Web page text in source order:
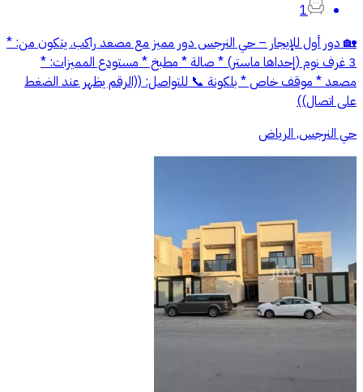
1
🏡 دور أول للإيجار – حي النرجس دور مميز مع مصعد راكب. يتكون من: *
3 غرف نوم (إحداها ماستر) * صالة * مطبخ * مستودع المميزات: *
مصعد * موقف خاص * بلكونة 📞 للتواصل: ((الرقم يظهر عند الضغط
على اتصال))
حي النرجس, الرياض